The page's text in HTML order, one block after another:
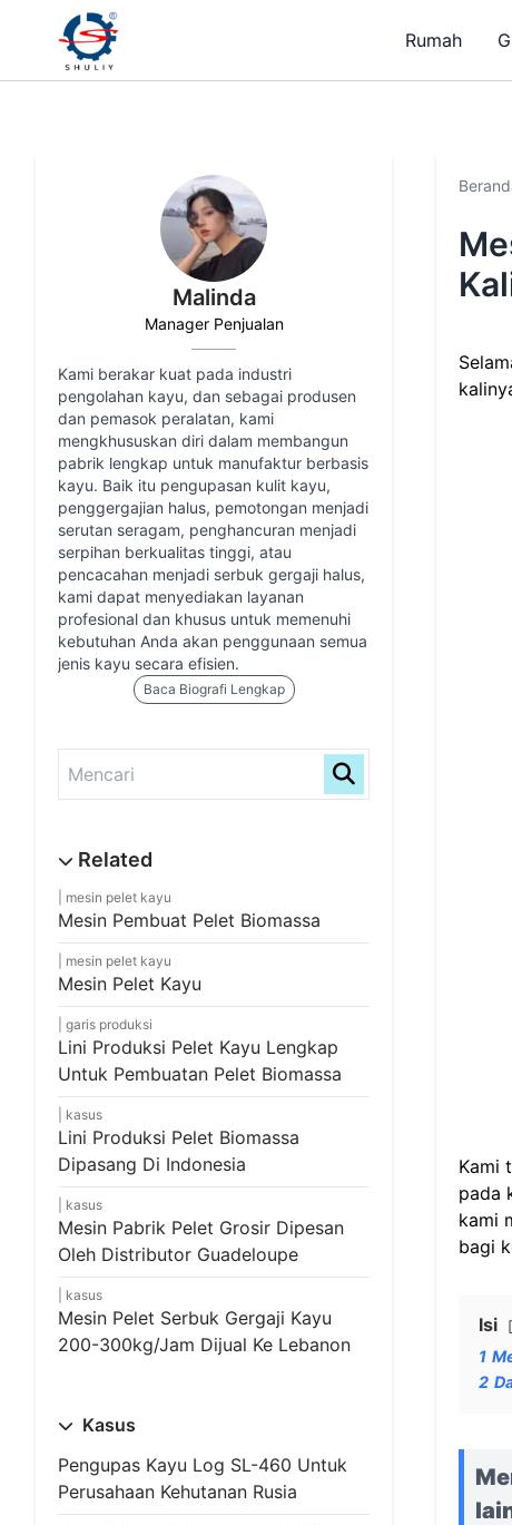
Rumah
Malinda
Manager Penjualan
Kami berakar kuat pada industri
pengolahan kayu, dan sebagai produsen
dan pemasok peralatan, kami
mengkhususkan diri dalam membangun
pabrik lengkap untuk manufaktur berbasis
kayu. Baik itu pengupasan kulit kayu,
penggergajian halus, pemotongan menjadi
serutan seragam, penghancuran menjadi
serpihan berkualitas tinggi, atau
pencacahan menjadi serbuk gergaji halus,
kami dapat menyediakan layanan
profesional dan khusus untuk memenuhi
kebutuhan Anda akan penggunaan semua
jenis kayu secara efisien.
Baca Biografi Lengkap
mesin pelet kayu
Mesin Pembuat Pelet Biomassa
mesin pelet kayu
Mesin Pelet Kayu
garis produksi
Lini Produksi Pelet Kayu Lengkap
Untuk Pembuatan Pelet Biomassa
kasus
Lini Produksi Pelet Biomassa
Dipasang Di Indonesia
kasus
Mesin Pabrik Pelet Grosir Dipesan
Oleh Distributor Guadeloupe
kasus
Mesin Pelet Serbuk Gergaji Kayu
200-300kg/jam Dijual Ke Lebanon
Kasus
Pengupas Kayu Log SL-460 Untuk
Perusahaan Kehutanan Rusia
Kami
pada
kami
bagi
Isi
1
2